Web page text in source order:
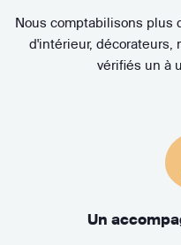
Nous comptabilisons
d'intérieur,
vérifiés un à
Un